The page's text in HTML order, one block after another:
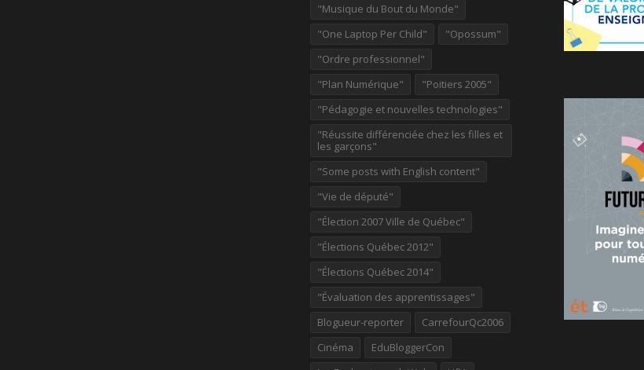
"Musique du Bout du Monde"
"One Laptop Per Child"
"Opossum"
"Ordre professionnel"
"Plan Numérique"
"Poitiers 2005"
"Pédagogie et nouvelles technologies"
"Réussite différenciée chez les filles et
les garçons"
"Some posts with English content"
"Vie de député"
"Élection 2007 Ville de Québec"
"Élections Québec 2012"
"Élections Québec 2014"
"Évaluation des apprentissages"
Blogueur-reporter
CarrefourQc2006
Cinéma
EduBloggerCon